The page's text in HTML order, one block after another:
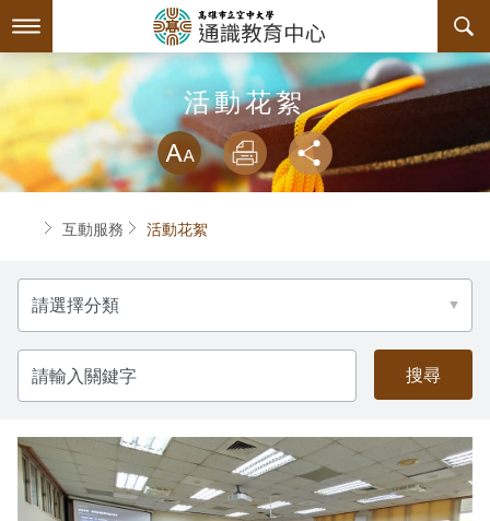
到
要
內
容
最新消息
系所簡介
關於中心
中心主任介紹
諮詢信箱
聯絡資訊
評鑑專區
內部自我評鑑專區
外部自我評鑑專區
師資陣容
課程規劃
授課大綱
教材資訊
課程列表
課程地圖
課程地圖主頁
互動服務
檔案下載
相關連結
活動花絮
回空大首頁
活動花絮
略過字型切
放大
列印
首頁互動服務 活動花絮
分
類
請
輸
入
關
字